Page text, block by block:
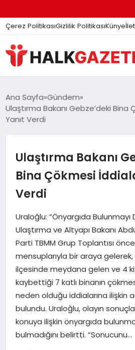
Çerez PolitikasıGizlilik PolitikasıKünye
DÜNYA
EĞITIM
EKONOMI
MAGAZIN
SAĞLIK
SIYASET
Ana Sayfa Gündem
Ulaştırma Bakanı Gebze’deki Bina
Yanıt Verdi
Ulaştırma Bakanı
Bina Çökmesi
Verdi
Uraloğlu: “Önyargıda
Ulaştırma ve Altyapı Bakanı
Parti TBMM Grup Toplantısı
mensuplarıyla bir araya gelerek,
ilçesinde meydana gelen ve 4
kaybettiği 7 katlı binanın
neden olduğu iddialarına ilişkin
bulundu. Uraloğlu, olayın
konuya ilişkin önyargıda
bulmadığını belirtti. “Sonucunu…